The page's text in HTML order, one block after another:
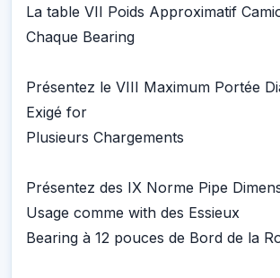
La table VII Poids Approximatif
Chaque Bearing
Présentez le VIII Maximum Portée
Exigé for
Plusieurs Chargements
Présentez des IX Norme Pipe
Usage comme with des Essieux
Bearing à 12 pouces de Bord de la